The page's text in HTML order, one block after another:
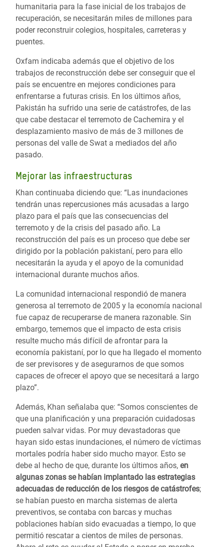
humanitaria para la fase inicial de los trabajos de
recuperación, se necesitarán miles de millones para
poder reconstruir colegios, hospitales, carreteras y
puentes.
Oxfam indicaba además que el objetivo de los
trabajos de reconstrucción debe ser conseguir que el
país se encuentre en mejores condiciones para
enfrentarse a futuras crisis. En los últimos años,
Pakistán ha sufrido una serie de catástrofes, de las
que cabe destacar el terremoto de Cachemira y el
desplazamiento masivo de más de 3 millones de
personas del valle de Swat a mediados del año
pasado.
Mejorar las infraestructuras
Khan continuaba diciendo que: “Las inundaciones
tendrán unas repercusiones más acusadas a largo
plazo para el país que las consecuencias del
terremoto y de la crisis del pasado año. La
reconstrucción del país es un proceso que debe ser
dirigido por la población pakistaní, pero para ello
necesitarán la ayuda y el apoyo de la comunidad
internacional durante muchos años.
La comunidad internacional respondió de manera
generosa al terremoto de 2005 y la economía nacional
fue capaz de recuperarse de manera razonable. Sin
embargo, tememos que el impacto de esta crisis
resulte mucho más difícil de afrontar para la
economía pakistaní, por lo que ha llegado el momento
de ser previsores y de asegurarnos de que somos
capaces de ofrecer el apoyo que se necesitará a largo
plazo”.
Además, Khan señalaba que: “Somos conscientes de
que una planificación y una preparación cuidadosas
pueden salvar vidas. Por muy devastadoras que
hayan sido estas inundaciones, el número de víctimas
mortales podría haber sido mucho mayor. Esto se
debe al hecho de que, durante los últimos años, en
algunas zonas se habían implantado las estrategias
adecuadas de reducción de los riesgos de catástrofes;
se habían puesto en marcha sistemas de alerta
preventivos, se contaba con barcas y muchas
poblaciones habían sido evacuadas a tiempo, lo que
permitió rescatar a cientos de miles de personas.